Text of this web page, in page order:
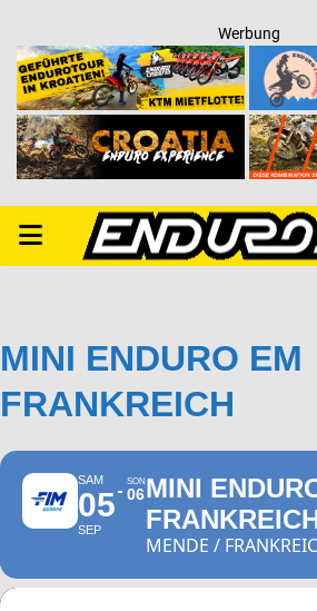
Werbung
PRIMARY
MINI ENDURO EM
FRANKREICH
SAM
05
SEP
SON
06MINI
MENDE /